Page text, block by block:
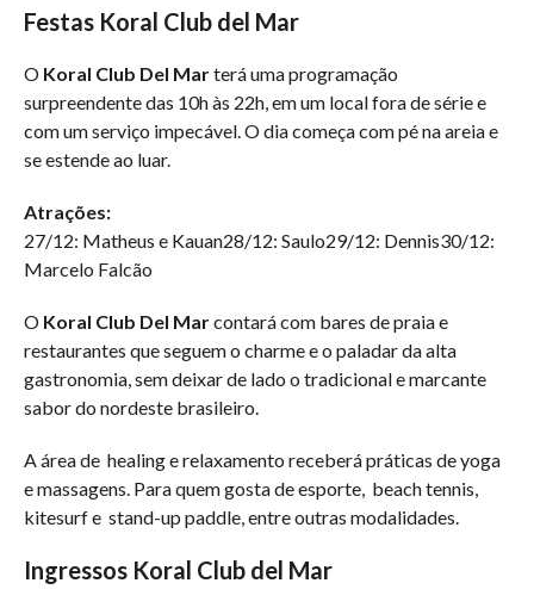
Festas Koral Club del Mar
O Koral Club Del Marterá uma programação
surpreendente das 10h às 22h, em um local fora de série e
com um serviço impecável. O dia começa com pé na areia e
se estende ao luar.
Atrações:
27/12: Matheus e Kauan28/12: Saulo29/12: Dennis30/12:
Marcelo Falcão
O Koral Club Del Marcontará com bares de praia e
restaurantes que seguem o charme e o paladar da alta
gastronomia, sem deixar de lado o tradicional e marcante
sabor do nordeste brasileiro.
A área de healing e relaxamento receberá práticas de yoga
e massagens. Para quem gosta de esporte, beach tennis,
kitesurf e stand-up paddle, entre outras modalidades.
Ingressos Koral Club del Mar